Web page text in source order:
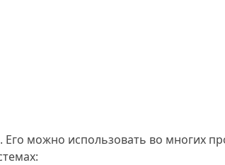
Его можно использовать во многих